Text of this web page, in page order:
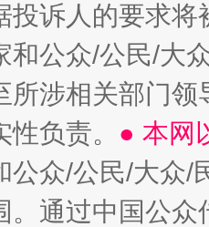
投诉人的要求将
和公众/公民/大
所涉相关部门
负责。 ● 本网
公众/公民/大众
。通过中国公